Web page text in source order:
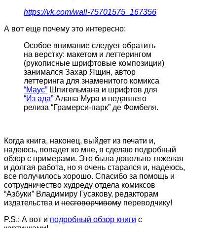
https://vk.com/wall-75701575_167356
А вот еще почему это интересно:
Особое внимание следует обратить
на верстку: макетом и леттерингом
(рукописные шрифтовые композиции)
занимался Захар Ящин, автор
леттеринга для знаменитого комикса
“Маус” Шпигельмана и шрифтов для
“Из ада” Алана Мура и недавнего
релиза “Грамерси-парк” де Фомбеля.
Когда книга, наконец, выйдет из печати и,
надеюсь, попадет ко мне, я сделаю подробный
обзор с примерами. Это была довольно тяжелая
и долгая работа, но я очень старался и, надеюсь,
все получилось хорошо. Спасибо за помощь и
сотрудничество худреду отдела комиксов
“Азбуки” Владимиру Гусакову, редакторам
издательства и несговорчивому переводчику!
P.S.: А вот и подробный обзор книги с